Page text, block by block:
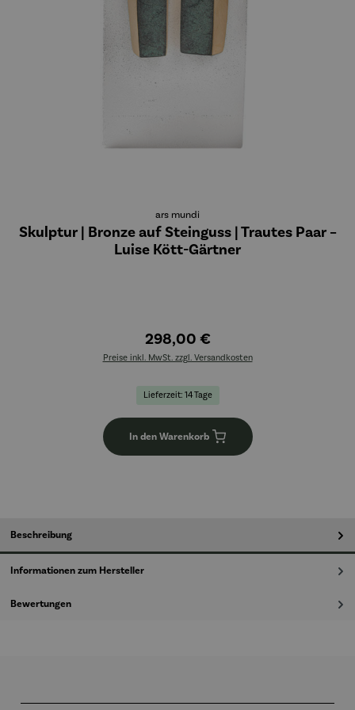
ars mundi
Skulptur | Bronze auf Steinguss | Trautes Paar –
Luise Kött-Gärtner
298,00 €
Preise inkl. MwSt. zzgl. Versandkosten
Lieferzeit: 14 Tage
In den Warenkorb
Beschreibung
Informationen zum Hersteller
Bewertungen